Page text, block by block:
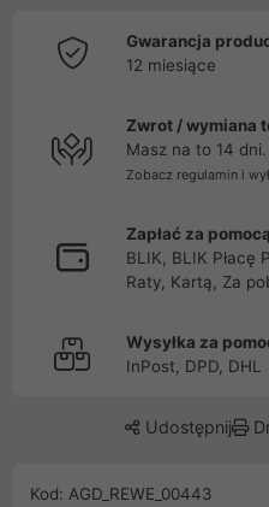
Gwarancja
12 miesiące
Zwrot / wymiana
Masz na to 14 dni.
Zobacz regulamin i
Zapłać za pomocą
BLIK, BLIK Płacę
Raty, Kartą, Za
Wysyłka za
InPost, DPD, DHL
Udostępnij
Kod: AGD_REWE_00443